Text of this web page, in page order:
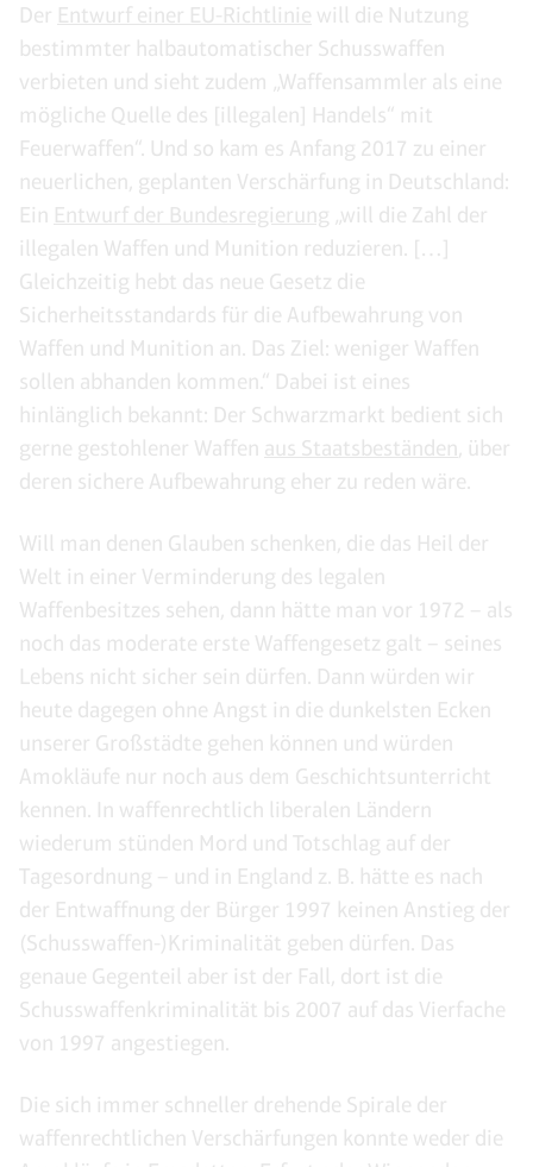
Der Entwurf einer EU-Richtlinie will die Nutzung
bestimmter halbautomatischer Schusswaffen
verbieten und sieht zudem „Waffensammler als eine
mögliche Quelle des [illegalen] Handels“ mit
Feuerwaffen“. Und so kam es Anfang 2017 zu einer
neuerlichen, geplanten Verschärfung in Deutschland:
Ein Entwurf der Bundesregierung „will die Zahl der
illegalen Waffen und Munition reduzieren. […]
Gleichzeitig hebt das neue Gesetz die
Sicherheitsstandards für die Aufbewahrung von
Waffen und Munition an. Das Ziel: weniger Waffen
sollen abhanden kommen.“ Dabei ist eines
hinlänglich bekannt: Der Schwarzmarkt bedient sich
gerne gestohlener Waffen aus Staatsbeständen, über
deren sichere Aufbewahrung eher zu reden wäre.
Will man denen Glauben schenken, die das Heil der
Welt in einer Verminderung des legalen
Waffenbesitzes sehen, dann hätte man vor 1972 – als
noch das moderate erste Waffengesetz galt – seines
Lebens nicht sicher sein dürfen. Dann würden wir
heute dagegen ohne Angst in die dunkelsten Ecken
unserer Großstädte gehen können und würden
Amokläufe nur noch aus dem Geschichtsunterricht
kennen. In waffenrechtlich liberalen Ländern
wiederum stünden Mord und Totschlag auf der
Tagesordnung – und in England z. B. hätte es nach
der Entwaffnung der Bürger 1997 keinen Anstieg der
(Schusswaffen-)Kriminalität geben dürfen. Das
genaue Gegenteil aber ist der Fall, dort ist die
Schusswaffenkriminalität bis 2007 auf das Vierfache
von 1997 angestiegen.
Die sich immer schneller drehende Spirale der
waffenrechtlichen Verschärfungen konnte weder die